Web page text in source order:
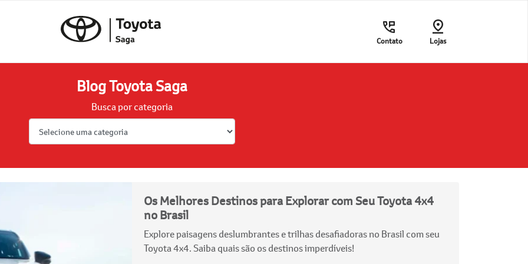
Contato Lojas
Blog Toyota Saga
Busca por categoria
Os Melhores Destinos para Explorar com Seu Toyota 4x4
no Brasil
Explore paisagens deslumbrantes e trilhas desafiadoras no Brasil com seu
Toyota 4x4. Saiba quais são os destinos imperdíveis!